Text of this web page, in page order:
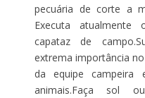
pecuária de corte a
Executa
capataz de
extrema importância
da equipe
animais.Faça sol